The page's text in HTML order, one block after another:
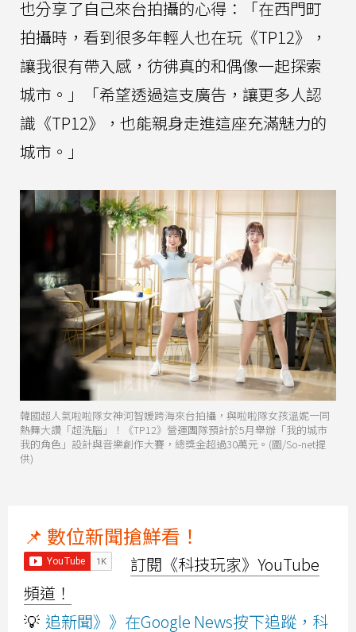
也分享了自己來台拍攝的心得：「在西門町
拍攝時，看到很多年輕人也在玩《TP12》，
讓我很有帶入感，彷彿真的和偶像一起探索
城市。」「希望透過這支廣告，讓更多人認
識《TP12》，也能親身走進這座充滿魅力的
城市。」
韓國超人氣啦啦隊女神河智媛跨海來台拍攝，與啦啦隊女孩溫妮一同
熱舞大讚「超洗腦」！《TP12》營運團隊預計於5月舉辦「我的城市
我的角色」設計與音樂創作大賽，總獎金超過30萬元。(圖/So-net提
供)
📌 數位新聞搶鮮看！
訂閱《科技玩家》YouTube
頻道！
💡 追新聞》》在Google News按下追蹤，科